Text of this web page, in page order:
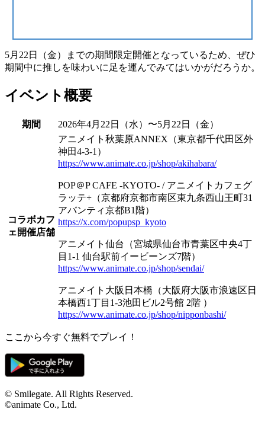
5月22日（金）までの期間限定開催となっているため、ぜひ
期間中に推しを味わいに足を運んでみてはいかがだろうか。
イベント概要
期間 2026年4月22日（水）〜5月22日（金）
コラボカフ
ェ開催店舗
アニメイト秋葉原ANNEX（東京都千代田区外
神田4-3-1）
https://www.animate.co.jp/shop/akihabara/
POP＠P CAFE -KYOTO- / アニメイトカフェグ
ラッテ+（京都府京都市南区東九条西山王町31
アバンティ京都B1階）
https://x.com/popupsp_kyoto
アニメイト仙台（宮城県仙台市青葉区中央4丁
目1-1 仙台駅前イービーンズ7階）
https://www.animate.co.jp/shop/sendai/
アニメイト大阪日本橋（大阪府大阪市浪速区日
本橋西1丁目1-3池田ビル2号館 2階 ）
https://www.animate.co.jp/shop/nipponbashi/
ここから今すぐ無料でプレイ！
© Smilegate. All Rights Reserved.
©animate Co., Ltd.